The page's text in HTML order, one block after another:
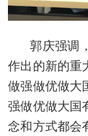
郭庆强调
作出的新的重
做强做优做大
强做优做大国
念和方式都会